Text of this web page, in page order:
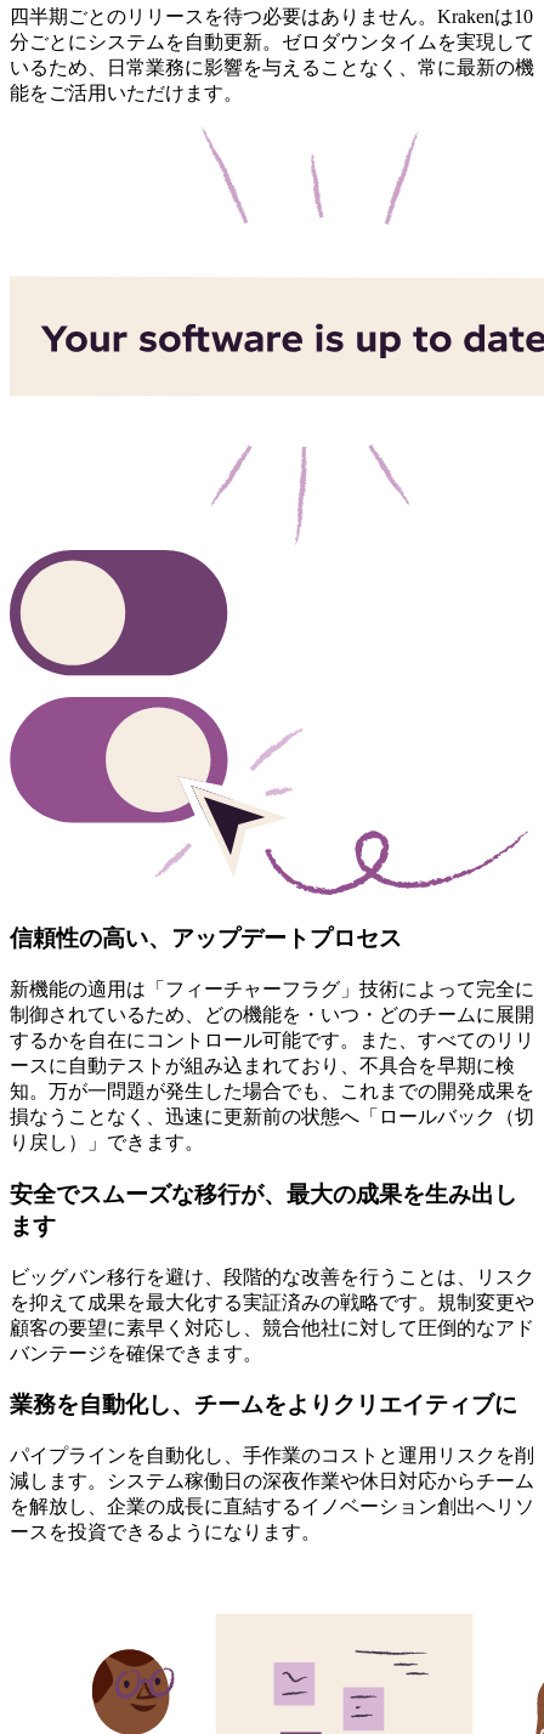
四半期ごとのリリースを待つ必要はありません。Krakenは10
分ごとにシステムを自動更新。ゼロダウンタイムを実現して
いるため、日常業務に影響を与えることなく、常に最新の機
能をご活用いただけます。
信頼性の高い、アップデートプロセス
新機能の適用は「フィーチャーフラグ」技術によって完全に
制御されているため、どの機能を・いつ・どのチームに展開
するかを自在にコントロール可能です。また、すべてのリリ
ースに自動テストが組み込まれており、不具合を早期に検
知。万が一問題が発生した場合でも、これまでの開発成果を
損なうことなく、迅速に更新前の状態へ「ロールバック（切
り戻し）」できます。
安全でスムーズな移行が、最大の成果を生み出し
ます
ビッグバン移行を避け、段階的な改善を行うことは、リスク
を抑えて成果を最大化する実証済みの戦略です。規制変更や
顧客の要望に素早く対応し、競合他社に対して圧倒的なアド
バンテージを確保できます。
業務を自動化し、チームをよりクリエイティブに
パイプラインを自動化し、手作業のコストと運用リスクを削
減します。システム稼働日の深夜作業や休日対応からチーム
を解放し、企業の成長に直結するイノベーション創出へリソ
ースを投資できるようになります。